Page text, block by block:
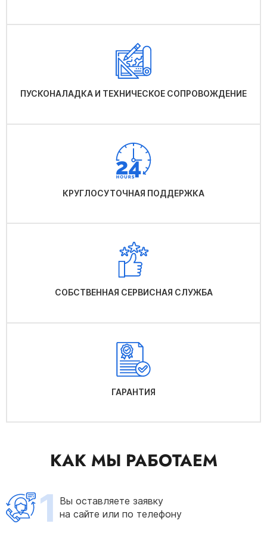
ПУСКОНАЛАДКА И ТЕХНИЧЕСКОЕ СОПРОВОЖДЕНИЕ
КРУГЛОСУТОЧНАЯ ПОДДЕРЖКА
СОБСТВЕННАЯ СЕРВИСНАЯ СЛУЖБА
ГАРАНТИЯ
КАК МЫ РАБОТАЕМ
1 Вы оставляете заявку
на сайте или по телефону